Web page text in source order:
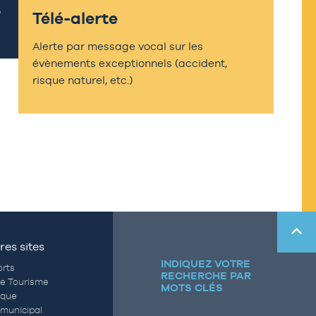
Télé-alerte
Alerte par message vocal sur les
évènements exceptionnels (accident,
risque naturel, etc.)
sites
Tourisme
INDIQUEZ VOTRE
RECHERCHE PAR
MOTS CLÉS